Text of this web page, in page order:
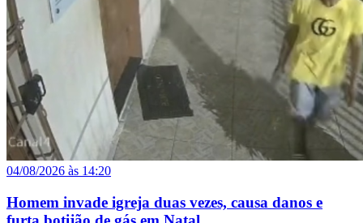
04/08/2026 às 14:20
Homem invade igreja duas vezes, causa danos e